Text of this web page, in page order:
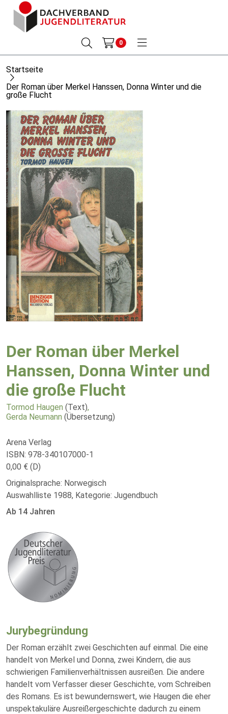
0
Startseite
Der Roman über Merkel Hanssen, Donna Winter und die
große Flucht
Der Roman über Merkel
Hanssen, Donna Winter und
die große Flucht
Tormod Haugen (Text),
Gerda Neumann (Übersetzung)
Arena Verlag
ISBN: 978-340107000-1
0,00 € (D)
Originalsprache: Norwegisch
Auswahlliste 1988, Kategorie: Jugendbuch
Ab 14 Jahren
Jurybegründung
Der Roman erzählt zwei Geschichten auf einmal. Die eine
handelt von Merkel und Donna, zwei Kindern, die aus
schwierigen Familienverhältnissen ausreißen. Die andere
handelt vom Verfasser dieser Geschichte, vom Schreiben
des Romans. Es ist bewundernswert, wie Haugen die eher
unspektakuläre Ausreißergeschichte dadurch zu einem